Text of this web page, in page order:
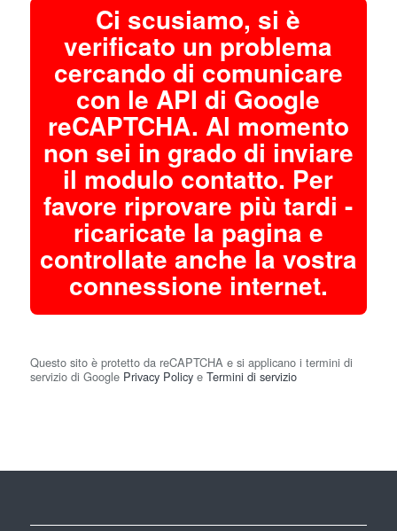
Ci scusiamo, si è
verificato un problema
cercando di comunicare
con le API di Google
reCAPTCHA. Al momento
non sei in grado di inviare
il modulo contatto. Per
favore riprovare più tardi -
ricaricate la pagina e
controllate anche la vostra
connessione internet.
Questo sito è protetto da reCAPTCHA e si applicano i termini di
servizio di Google Privacy Policye Termini di servizio